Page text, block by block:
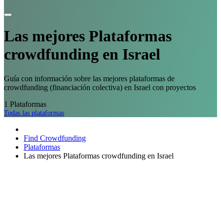
Las mejores Plataformas
crowdfunding en Israel
Guía con información sobre las mejores plataformas de
crowdfunding (financiación colectiva) en Israel con proyectos
1 Plataformas
Todas las plataformas
Find Crowdfunding
Plataformas
Las mejores Plataformas crowdfunding en Israel